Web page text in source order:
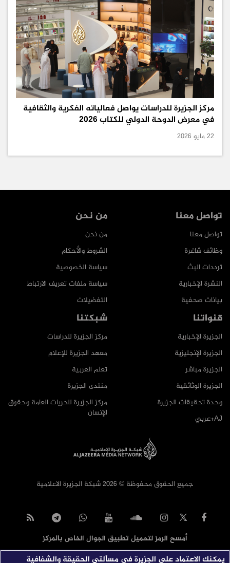
مركز الجزيرة للدراسات يواصل فعالياته الفكرية والثقافية
في معرض الدوحة الدولي للكتاب 2026
22 مايو 2026
من نحن
من نحن
الشروط والأحكام
سياسة الخصوصية
سياسة ملفات تعريف الارتباط
التفضيلات
تواصل معنا
تواصل معنا
وظائف شاغرة
ترددات البث
النشرة الإخبارية
بيانات صحفية
شبكتنا
مركز الجزيرة للدراسات
معهد الجزيرة للإعلام
تعلم العربية
منتدى الجزيرة
مركز الجزيرة للحريات العامة وحقوق
الإنسان
قنواتنا
الجزيرة الإخبارية
الجزيرة الإنجليزية
الجزيرة مباشر
الجزيرة الوثائقية
وحدة تحقيقات الجزيرة
AJ+عربي
جميع الحقوق محفوظة © 2026 شبكة الجزيرة الاعلامية
أمسح الرمز لتحميل تطبيق الجوال الخاص بالمركز
يمكنك الاعتماد على الجزيرة في مسألتي الحقيقة والشفافية